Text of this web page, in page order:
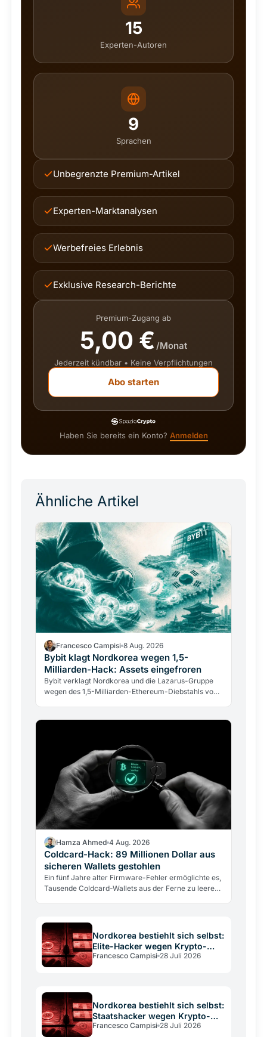
15
Experten-Autoren
9
Sprachen
Unbegrenzte Premium-Artikel
Experten-Marktanalysen
Werbefreies Erlebnis
Exklusive Research-Berichte
Premium-Zugang ab
5,00 € /Monat
Jederzeit kündbar • Keine Verpflichtungen
Abo starten
Haben Sie bereits ein Konto? Anmelden
Ähnliche Artikel
Francesco Campisi 8 Aug. 2026
Bybit klagt Nordkorea wegen 1,5-
Milliarden-Hack: Assets eingefroren
Bybit verklagt Nordkorea und die Lazarus-Gruppe
wegen des 1,5-Milliarden-Ethereum-Diebstahls von
Hamza Ahmed 4 Aug. 2026
Coldcard-Hack: 89 Millionen Dollar aus
sicheren Wallets gestohlen
Ein fünf Jahre alter Firmware-Fehler ermöglichte es,
Tausende Coldcard-Wallets aus der Ferne zu leeren.
Nordkorea bestiehlt sich selbst:
Elite-Hacker wegen Krypto-
Geldwäsche verhaftet
Francesco Campisi 28 Juli 2026
Nordkorea bestiehlt sich selbst:
Staatshacker wegen Krypto-
Geldwäsche verhaftet
Francesco Campisi 28 Juli 2026